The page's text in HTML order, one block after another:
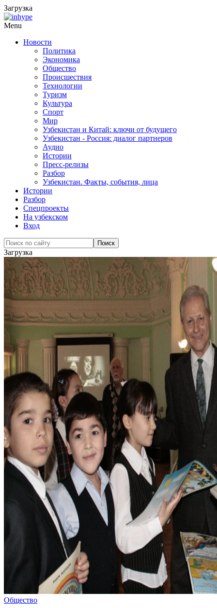
Загрузка
Menu
Новости
Политика
Экономика
Общество
Происшествия
Технологии
Туризм
Культура
Спорт
Мир
Узбекистан и Китай: ключи от будущего
Узбекистан - Россия: диалог партнеров
Аудио
Истории
Пресс-релизы
Разбор
Узбекистан. Факты, события, лица
Истории
Разбор
Спецпроекты
На узбекском
Вход
Загрузка
Общество